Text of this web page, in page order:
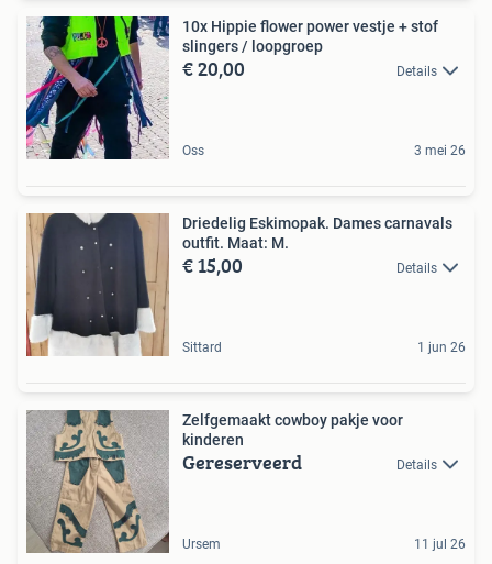
10x Hippie flower power vestje + stof
slingers / loopgroep
€ 20,00 Details
Oss 3 mei 26
Driedelig Eskimopak. Dames carnavals
outfit. Maat: M.
€ 15,00 Details
Sittard 1 jun 26
Zelfgemaakt cowboy pakje voor
kinderen
Gereserveerd Details
Ursem 11 jul 26